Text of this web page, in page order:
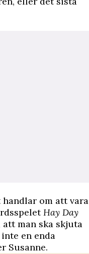
handlar om att vara
Hay Day
man ska skjuta
en enda
Susanne.